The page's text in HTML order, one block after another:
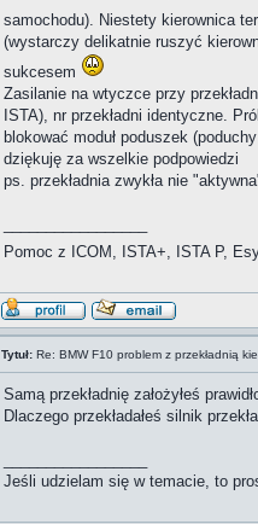
samochodu). Niestety kierownica
(wystarczy delikatnie ruszyć
sukcesem
Zasilanie na wtyczce przy
ISTA), nr przekładni identyczne.
blokować moduł poduszek
dziękuję za wszelkie podpowiedzi
ps. przekładnia zwykła nie
Pomoc z ICOM, ISTA+, ISTA P,
Tytuł: Re: BMW F10 problem z przekładnią
Samą przekładnię założyłeś
Dlaczego przekładałeś silnik
Jeśli udzielam się w temacie, to